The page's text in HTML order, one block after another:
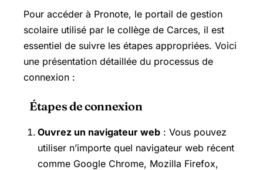
Pour accéder à Pronote, le portail de gestion
scolaire utilisé par le collège de Carces, il est
essentiel de suivre les étapes appropriées. Voici
une présentation détaillée du processus de
connexion :
Étapes de connexion
Ouvrez un navigateur web : Vous pouvez
utiliser n’importe quel navigateur web récent
comme Google Chrome, Mozilla Firefox,